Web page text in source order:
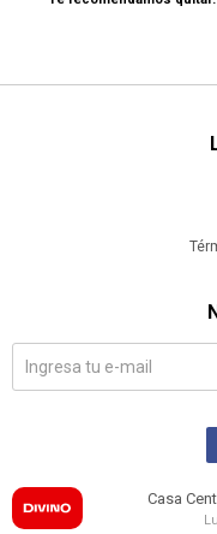
Casa